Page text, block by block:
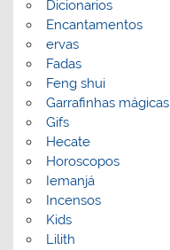
Dicionarios
Encantamentos
ervas
Fadas
Feng shui
Garrafinhas mágicas
Gifs
Hecate
Horoscopos
Iemanjá
Incensos
Kids
Lilith